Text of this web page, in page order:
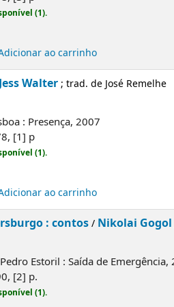
(1).
ao carrinho
Jess Walter; trad. de José Remelhe
: Presença, 2007
[1] p
(1).
ao carrinho
: contos/ Nikolai Gogol
Estoril : Saída de Emergência,
[2] p.
(1).